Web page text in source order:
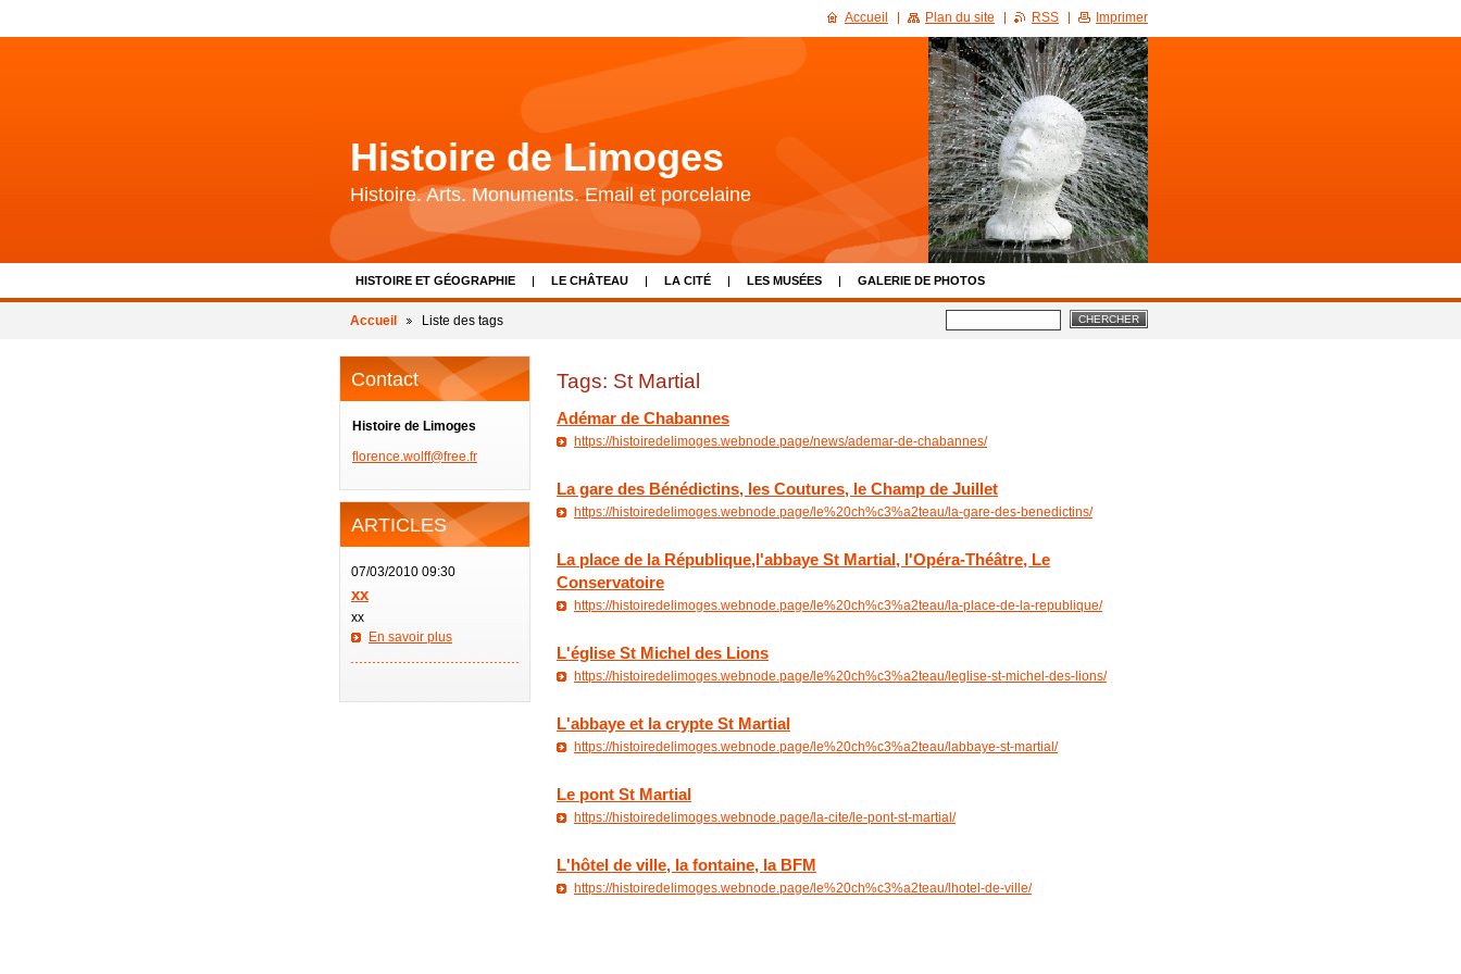
Histoire de Limoges
Histoire. Arts. Monuments. Email et porcelaine
HISTOIRE ET GÉOGRAPHIE LE CHÂTEAU LA CITÉ LES MUSÉES GALERIE DE PHOTOS
BIBLIOGRAPHIE ET LIENS
Accueil Liste des tags
Tags: St Martial
Adémar de Chabannes
https://histoiredelimoges.webnode.page/news/ademar-de-chabannes/
La gare des Bénédictins, les Coutures, le Champ de Juillet
https://histoiredelimoges.webnode.page/le%20ch%c3%a2teau/la-gare-des-benedictins/
La place de la République,l'abbaye St Martial, l'Opéra-Théâtre, Le
Conservatoire
https://histoiredelimoges.webnode.page/le%20ch%c3%a2teau/la-place-de-la-republique/
L'église St Michel des Lions
https://histoiredelimoges.webnode.page/le%20ch%c3%a2teau/leglise-st-michel-des-lions/
L'abbaye et la crypte St Martial
https://histoiredelimoges.webnode.page/le%20ch%c3%a2teau/labbaye-st-martial/
Le pont St Martial
https://histoiredelimoges.webnode.page/la-cite/le-pont-st-martial/
L'hôtel de ville, la fontaine, la BFM
https://histoiredelimoges.webnode.page/le%20ch%c3%a2teau/lhotel-de-ville/
Contact
Histoire de Limoges
florence.wolff@free.fr
ARTICLES
07/03/2010 09:30
xx
xx
En savoir plus
Accueil Plan du site RSS Imprimer